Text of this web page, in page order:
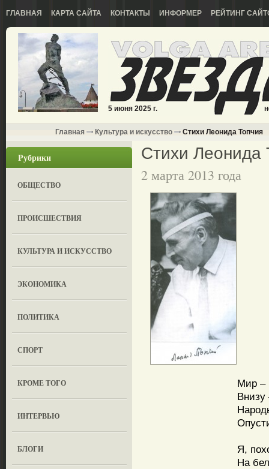
ГЛАВНАЯ КАРТА САЙТА КОНТАКТЫ ИНФОРМЕР РЕЙТИНГ
5 июня 2025 г.
Главная Культура и искусство Стихи Леонида Топчия
Рубрики
ОБЩЕСТВО
ПРОИСШЕСТВИЯ
КУЛЬТУРА И ИСКУССТВО
ЭКОНОМИКА
ПОЛИТИКА
СПОРТ
КРОМЕ ТОГО
ИНТЕРВЬЮ
БЛОГИ
Стихи Леонида
2 марта 2013 года
Мир –
Внизу
Я,
На